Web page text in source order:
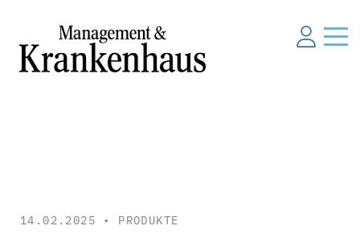
14.02.2025 • PRODUKTE